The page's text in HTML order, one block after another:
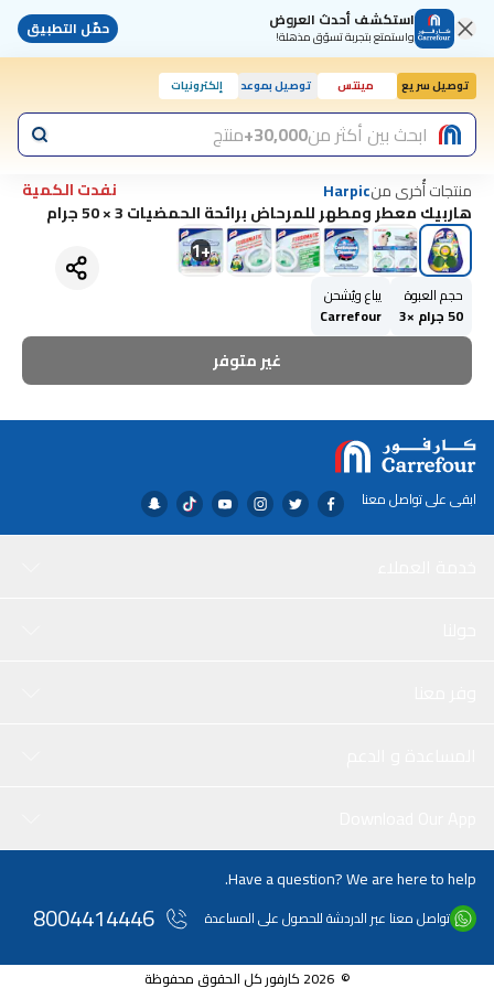
استكشف أحدث العروض
واستمتع بتجربة تسوّق مذهلة! حمّل التطبيق
توصيل سريع مينتس توصيل بموعد إلكترونيات
ابحث بين أكثر من30,000+ منتج
منتجات أُخرى منHarpic
نفدت الكمية
هاربيك معطر ومطهر للمرحاض برائحة الحمضيات 3 × 50 جرام
+
1
حجم العبوة
50 جرام ×3
يباع ويُشحن
Carrefour
غير متوفر
ابقى على تواصل معنا
Have a question? We are here to help.
تواصل معنا عبر الدردشة للحصول على المساعدة 8004414446
© 2026 كارفور كل الحقوق محفوظة